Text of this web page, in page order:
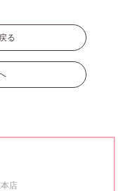
る
店